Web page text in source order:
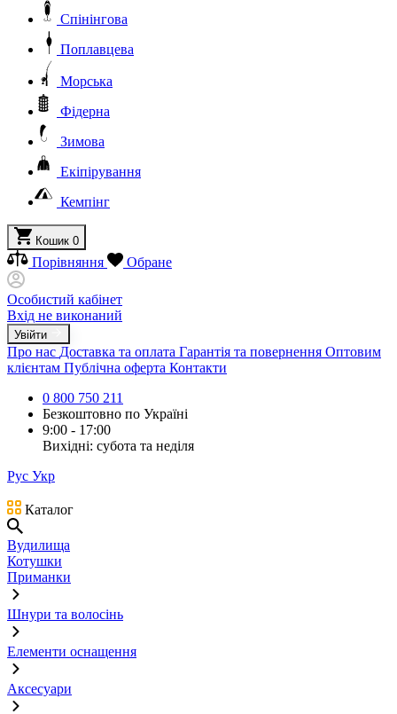
Спінінгова
Поплавцева
Морська
Фідерна
Зимова
Екіпірування
Кемпінг
Кошик 0
Порівняння Обране
Особистий кабінет
Вхід не виконаний
Увійти
Про нас Доставка та оплата Гарантія та повернення Оптовим
клієнтам Публічна оферта Контакти
0 800 750 211
Безкоштовно по Україні
9:00 - 17:00
Вихідні: субота та неділя
Рус Укр
Каталог
Вудилища
Котушки
Приманки
Шнури та волосінь
Елементи оснащення
Аксесуари